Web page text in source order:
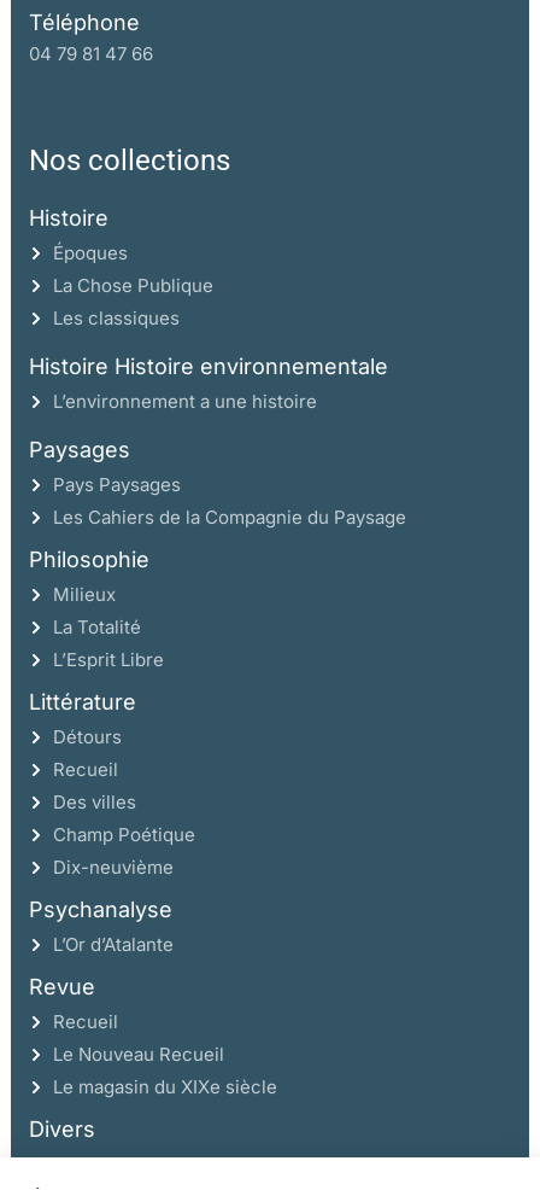
Téléphone
04 79 81 47 66
Nos collections
Histoire
Époques
La Chose Publique
Les classiques
Histoire Histoire environnementale
L’environnement a une histoire
Paysages
Pays Paysages
Les Cahiers de la Compagnie du Paysage
Philosophie
Milieux
La Totalité
L’Esprit Libre
Littérature
Détours
Recueil
Des villes
Champ Poétique
Dix-neuvième
Psychanalyse
L’Or d’Atalante
Revue
Recueil
Le Nouveau Recueil
Le magasin du XIXe siècle
Divers